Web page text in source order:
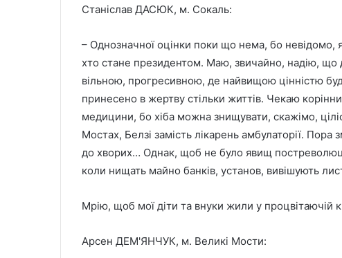
Станіслав ДАСЮК, м. Сокаль:
– Однозначної оцінки поки що нема, бо невідомо,
хто стане президентом. Маю, звичайно, надію,
вільною, прогресивною, де найвищою цінністю
принесено в жертву стільки життів. Чекаю
медицини, бо хіба можна знищувати, скажімо,
Мостах, Белзі замість лікарень амбулаторії. Пора
до хворих… Однак, щоб не було явищ
коли нищать майно банків, установ, вивішують
Мрію, щоб мої діти та внуки жили у процвітаючій
Арсен ДЕМ'ЯНЧУК, м. Великі Мости: